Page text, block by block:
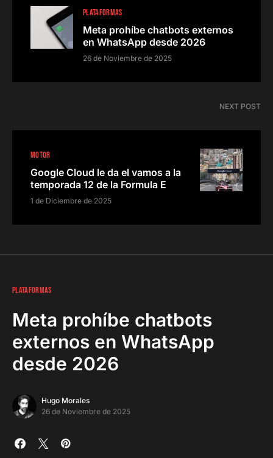
PLATAFORMAS
Meta prohíbe chatbots externos
en WhatsApp desde 2026
26 de Noviembre de 2025
NEXT POST
MOTOR
Google Cloud le da el vamos a la
temporada 12 de la Formula E
1 de Diciembre de 2025
PLATAFORMAS
Meta prohíbe chatbots
externos en WhatsApp
desde 2026
Hugo Morales
26 de Noviembre de 2025